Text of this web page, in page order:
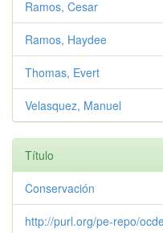
Ramos, Cesar
Ramos, Haydee
Thomas, Evert
Velasquez, Manuel
Título
Conservación
http://purl.org/pe-repo/